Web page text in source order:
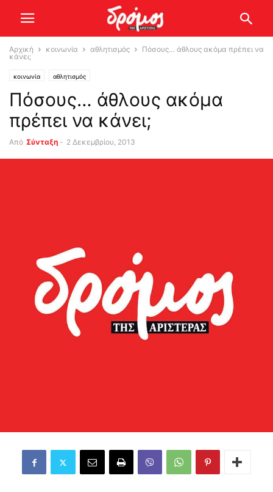
Αρχική κοινωνία αθλητισμός
Πόσους… άθλους ακόμα πρέπει να
κάνει;
κοινωνία αθλητισμός
Πόσους… άθλους ακόμα
πρέπει να κάνει;
Από Σύνταξη - 2 Δεκεμβρίου, 2013